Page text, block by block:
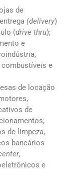
de
(delivery)
(drive thru);
e
e
de locação
de
de limpeza,
bancários
,
e